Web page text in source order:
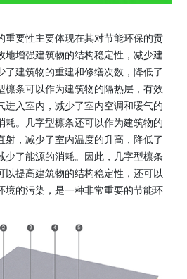
重要性主要体现在其对节能环保的贡
地增强建筑物的结构稳定性，减少建
了建筑物的重建和修缮次数，降低了
檩条可以作为建筑物的隔热层，有效
进入室内，减少了室内空调和暖气的
耗。几字型檩条还可以作为建筑物的
射，减少了室内温度的升高，降低了
少了能源的消耗。因此，几字型檩条
以提高建筑物的结构稳定性，还可以
境的污染，是一种非常重要的节能环